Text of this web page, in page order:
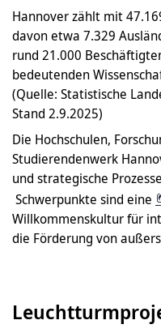
Hannover zählt mit
davon etwa 7.329
rund 21.000
bedeutenden
(Quelle: Statistische
Stand 2.9.2025)
Die Hochschulen,
Studierendenwerk
und strategische
Schwerpunkte sind eine
Willkommenskultur für
die Förderung von